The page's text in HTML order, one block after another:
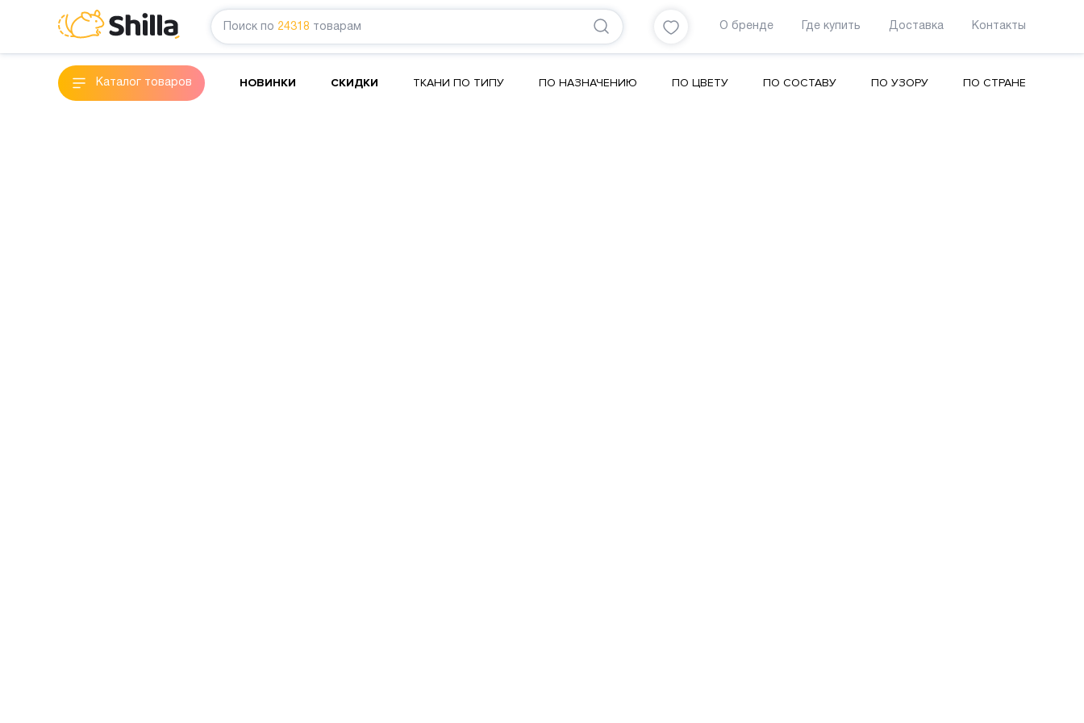
Поиск по 24318 товарам О бренде Где купить Доставка Контакты
Каталог товаров НОВИНКИ СКИДКИ ТКАНИ ПО ТИПУ ПО НАЗНАЧЕНИЮ ПО ЦВЕТУ ПО СОСТАВУ ПО УЗОРУ ПО СТРАНЕ